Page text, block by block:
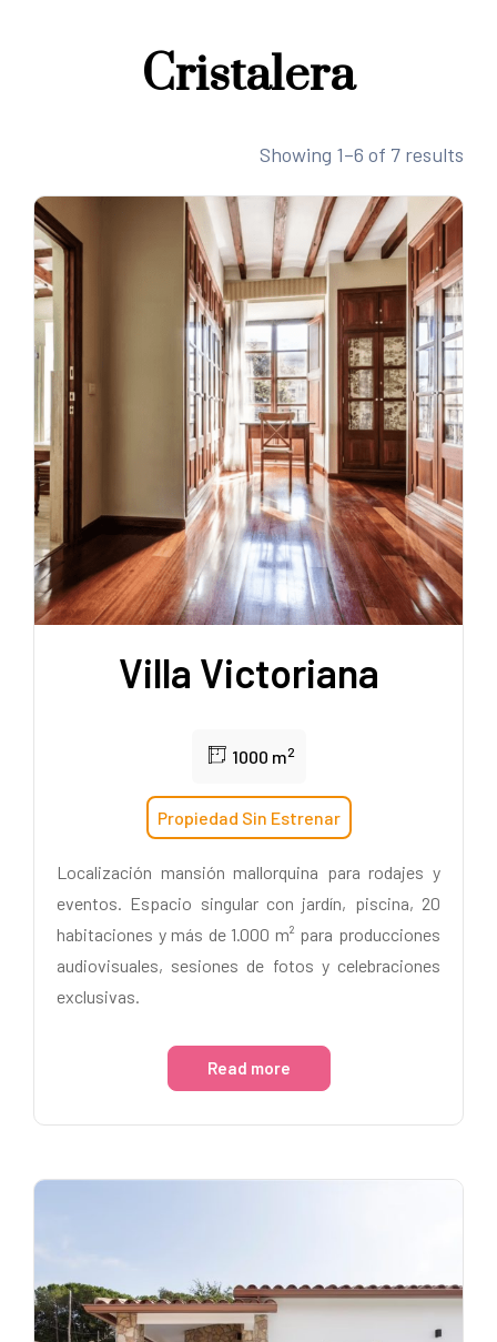
Cristalera
Showing 1–6 of 7 results
Villa Victoriana
1000 m2
Propiedad Sin Estrenar
Localización mansión mallorquina para rodajes y
eventos. Espacio singular con jardín, piscina, 20
habitaciones y más de 1.000 m² para producciones
audiovisuales, sesiones de fotos y celebraciones
exclusivas.
Read more